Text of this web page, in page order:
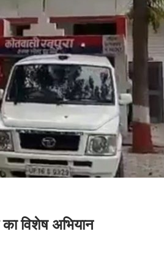
विशेष अभियान